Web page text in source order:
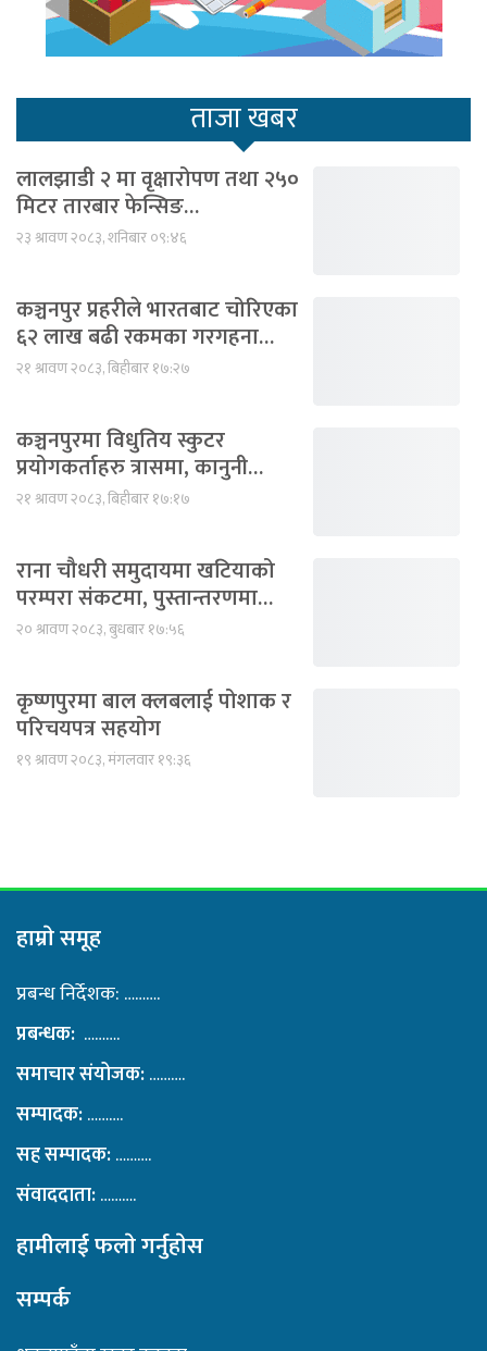
ताजा खबर
लालझाडी २ मा वृक्षारोपण तथा २५०
मिटर तारबार फेन्सिङ…
२३ श्रावण २०८३, शनिबार ०९:४६
कञ्चनपुर प्रहरीले भारतबाट चोरिएका
६२ लाख बढी रकमका गरगहना…
२१ श्रावण २०८३, बिहीबार १७:२७
कञ्चनपुरमा विधुतिय स्कुटर
प्रयोगकर्ताहरु त्रासमा, कानुनी…
२१ श्रावण २०८३, बिहीबार १७:१७
राना चौधरी समुदायमा खटियाको
परम्परा संकटमा, पुस्तान्तरणमा…
२० श्रावण २०८३, बुधबार १७:५६
कृष्णपुरमा बाल क्लबलाई पोशाक र
परिचयपत्र सहयोग
१९ श्रावण २०८३, मंगलवार १९:३६
हाम्राे समूह
प्रबन्ध निर्देशक: ……….
प्रबन्धक: ……….
समाचार संयोजक:……….
सम्पादक:……….
सह सम्पादक:……….
संवाददाता:……….
हामीलाई फलाे गर्नुहाेस
सम्पर्क